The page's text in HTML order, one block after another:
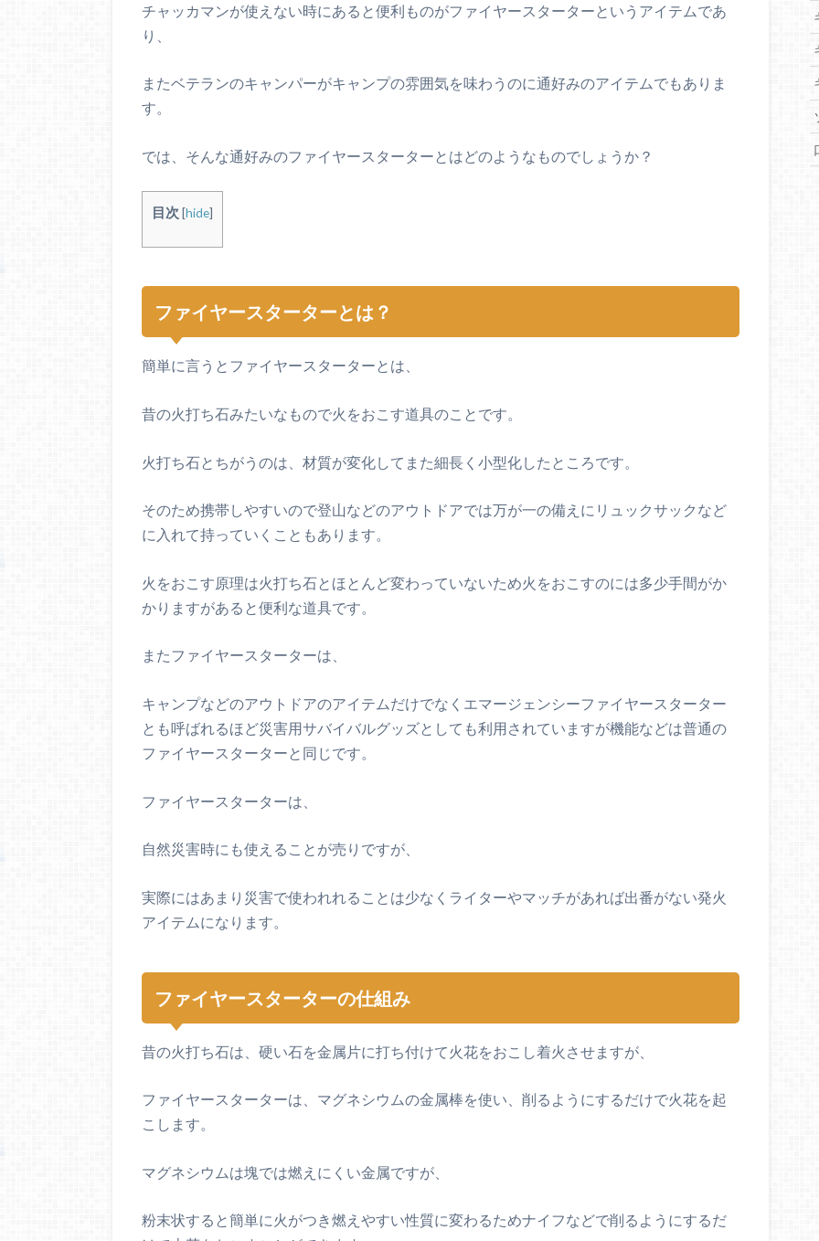
チャッカマンが使えない時にあると便利ものがファイヤースターターというアイテムであ
り、
またベテランのキャンパーがキャンプの雰囲気を味わうのに通好みのアイテムでもありま
す。
では、そんな通好みのファイヤースターターとはどのようなものでしょうか？
目次 [hide]
ファイヤースターターとは？
簡単に言うとファイヤースターターとは、
昔の火打ち石みたいなもので火をおこす道具のことです。
火打ち石とちがうのは、材質が変化してまた細長く小型化したところです。
そのため携帯しやすいので登山などのアウトドアでは万が一の備えにリュックサックなど
に入れて持っていくこともあります。
火をおこす原理は火打ち石とほとんど変わっていないため火をおこすのには多少手間がか
かりますがあると便利な道具です。
またファイヤースターターは、
キャンプなどのアウトドアのアイテムだけでなくエマージェンシーファイヤースターター
とも呼ばれるほど災害用サバイバルグッズとしても利用されていますが機能などは普通の
ファイヤースターターと同じです。
ファイヤースターターは、
自然災害時にも使えることが売りですが、
実際にはあまり災害で使われれることは少なくライターやマッチがあれば出番がない発火
アイテムになります。
ファイヤースターターの仕組み
昔の火打ち石は、硬い石を金属片に打ち付けて火花をおこし着火させますが、
ファイヤースターターは、マグネシウムの金属棒を使い、削るようにするだけで火花を起
こします。
マグネシウムは塊では燃えにくい金属ですが、
粉末状すると簡単に火がつき燃えやすい性質に変わるためナイフなどで削るようにするだ